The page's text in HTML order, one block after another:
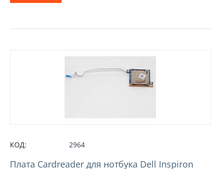
КОД: 2964
Плата Cardreader для нотбука Dell Inspiron